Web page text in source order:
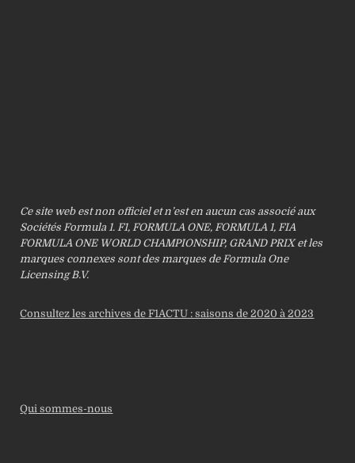
Ce site web est non officiel et n’est en aucun cas associé aux
Sociétés Formula 1. F1, FORMULA ONE, FORMULA 1, FIA
FORMULA ONE WORLD CHAMPIONSHIP, GRAND PRIX et les
marques connexes sont des marques de Formula One
Licensing B.V.
Consultez les archives de F1ACTU : saisons de 2020 à 2023
Qui sommes-nous